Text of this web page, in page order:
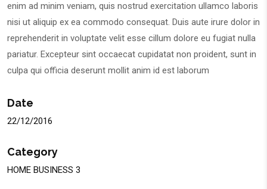
enim ad minim veniam, quis nostrud exercitation ullamco laboris
nisi ut aliquip ex ea commodo consequat. Duis aute irure dolor in
reprehenderit in voluptate velit esse cillum dolore eu fugiat nulla
pariatur. Excepteur sint occaecat cupidatat non proident, sunt in
culpa qui officia deserunt mollit anim id est laborum
Date
22/12/2016
Category
HOME BUSINESS 3